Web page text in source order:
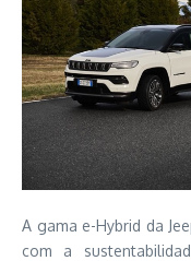
A gama e-Hybrid da
com a